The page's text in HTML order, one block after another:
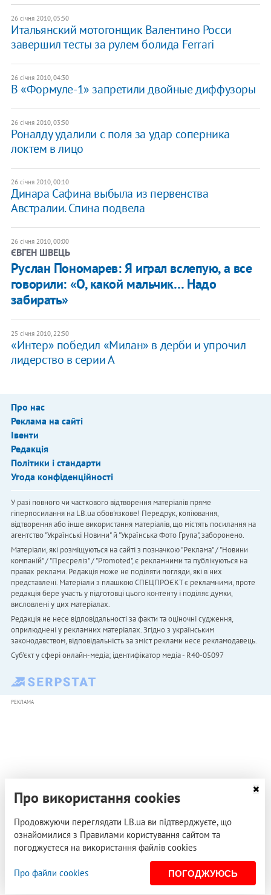
26 січня 2010, 05:50
Итальянский мотогонщик Валентино Росси
завершил тесты за рулем болида Ferrari
26 січня 2010, 04:30
В «Формуле-1» запретили двойные диффузоры
26 січня 2010, 03:50
Роналду удалили с поля за удар соперника
локтем в лицо
26 січня 2010, 00:10
Динара Сафина выбыла из первенства
Австралии. Спина подвела
26 січня 2010, 00:00
ЄВГЕН ШВЕЦЬ
Руслан Пономарев: Я играл вслепую, а все
говорили: «О, какой мальчик… Надо
забирать»
25 січня 2010, 22:50
«Интер» победил «Милан» в дерби и упрочил
лидерство в серии А
Про нас
Реклама на сайті
Івенти
Редакція
Політики і стандарти
Угода конфіденційності
У разі повного чи часткового відтворення матеріалів пряме
гіперпосилання на LB.ua обов'язкове! Передрук, копіювання,
відтворення або інше використання матеріалів, що містять посилання на
агентство "Українськi Новини" й "Українська Фото Група", заборонено.
Матеріали, які розміщуються на сайті з позначкою "Реклама" / "Новини
компаній" / "Пресреліз" / "Promoted", є рекламними та публікуються на
правах реклами. Редакція може не поділяти погляди, які в них
представлені. Матеріали з плашкою СПЕЦПРОЄКТ є рекламними, проте
редакція бере участь у підготовці цього контенту і поділяє думки,
висловлені у цих матеріалах.
Редакція не несе відповідальності за факти та оціночні судження,
оприлюднені у рекламних матеріалах. Згідно з українським
законодавством, відповідальність за зміст реклами несе рекламодавець.
Cуб'єкт у сфері онлайн-медіа; ідентифікатор медіа - R40-05097
РЕКЛАМА
Про використання cookies
Продовжуючи переглядати LB.ua ви підтверджуєте, що
ознайомилися з Правилами користування сайтом та
погоджуєтеся на використання файлів cookies
Про файли cookies ПОГОДЖУЮСЬ